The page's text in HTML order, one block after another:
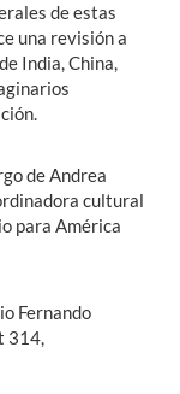
de estas
una revisión a
India, China,
de Andrea
cultural
para América
Fernando
314,